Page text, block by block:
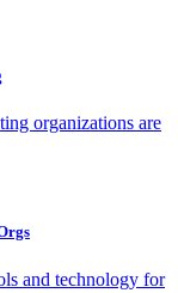
organizations are
and technology for